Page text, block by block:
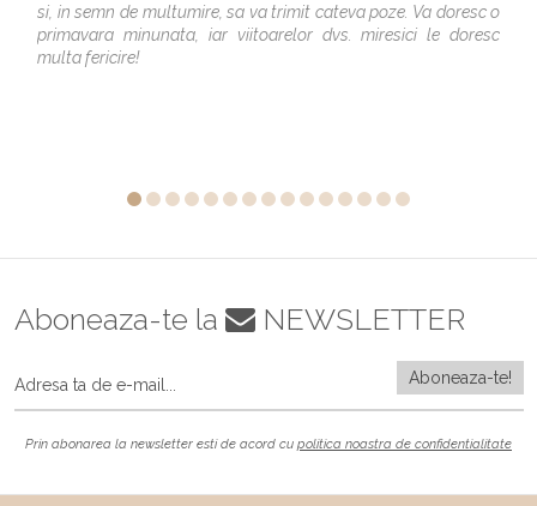
si, in semn de multumire, sa va trimit cateva poze. Va doresc o
primavara minunata, iar viitoarelor dvs. miresici le doresc
multa fericire!
Aboneaza-te la NEWSLETTER
Prin abonarea la newsletter esti de acord cu politica noastra de confidentialitate